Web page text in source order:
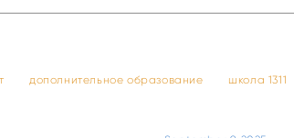
дополнительное образование школа 1311